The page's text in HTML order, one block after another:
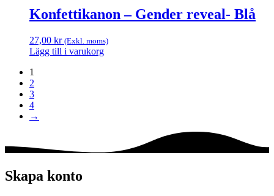
Konfettikanon – Gender reveal- Blå
27,00 kr (Exkl. moms)
Lägg till i varukorg
1
2
3
4
→
Skapa konto